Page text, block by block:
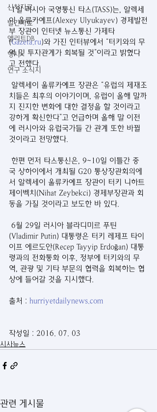
신착자료
발간자료
엘리트DB
행사
연구 소식지
1일 러시아 국영통신 타스(TASS)는, 알렉세
이 울류카예프(Alexey Ulyukayev) 경제발전
부 장관이 인터넷 뉴스통신 가제타
(Gazeta.ru)와 가진 인터뷰에서 “터키와의 무
역 및 투자관계가 회복될 것”이라고 밝혔다
고 전했다.
알렉세이 울류카예프 장관은 “유럽의 제재조
치들은 최후의 이야기이며, 유럽이 올해 말까
지 진지한 변화에 대한 결정을 할 것이라고
강하게 확신한다”고 언급하며 올해 말 이전
에 러시아와 유럽국가들 간 관계 또한 바뀔
것이라고 전망했다.
한편 먼저 타스통신은, 9~10일 이틀간 중
국 상하이에서 개최될 G20 통상장관회의에
서 알렉세이 울류카예프 장관이 터키 니하트
제이벡치(Nihat Zeybekci) 경제부장관과 회
동을 가질 것이라고 보도한 바 있다.
6월 29일 러시아 블라디미르 푸틴
(Vladimir Putin) 대통령은 터키 레제프 타이
이프 에르도안(Recep Tayyip Erdoğan) 대통
령과의 전화통화 이후, 정부에 터키와의 무
역, 관광 및 기타 부문의 협력을 회복하는 협
상에 들어갈 것을 지시했다.
출처 : hurriyetdailynews.com
작성일 : 2016. 07. 03
시사뉴스
관련 게시물